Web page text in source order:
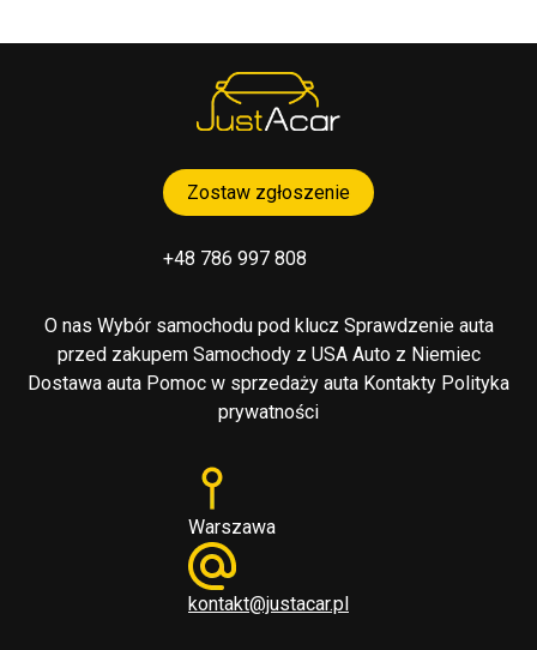
Zostaw zgłoszenie
+48 786 997 808
O nas Wybór samochodu pod klucz Sprawdzenie auta
przed zakupem Samochody z USA Auto z Niemiec
Dostawa auta Pomoc w sprzedaży auta Kontakty Polityka
prywatności
Warszawa
kontakt@justacar.pl